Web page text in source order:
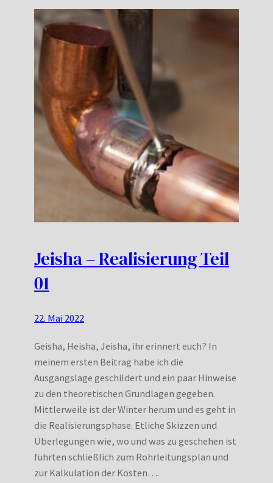
Jeisha – Realisierung Teil
01
22. Mai 2022
Geisha, Heisha, Jeisha, ihr erinnert euch? In
meinem ersten Beitrag habe ich die
Ausgangslage geschildert und ein paar Hinweise
zu den theoretischen Grundlagen gegeben.
Mittlerweile ist der Winter herum und es geht in
die Realisierungsphase. Etliche Skizzen und
Überlegungen wie, wo und was zu geschehen ist
führten schließlich zum Rohrleitungsplan und
zur Kalkulation der Kosten….